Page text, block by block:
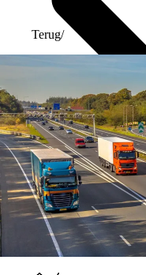
Auto Diensten
Terug/